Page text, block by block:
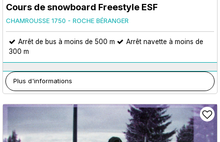
Cours de snowboard Freestyle ESF
CHAMROUSSE 1750 - ROCHE BÉRANGER
Arrêt de bus à moins de 500 m
Arrêt navette à moins de
300 m
Plus d'informations